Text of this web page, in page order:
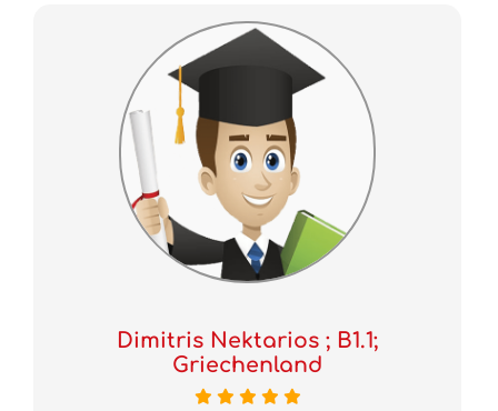
Dimitris Nektarios ; B1.1;
Griechenland